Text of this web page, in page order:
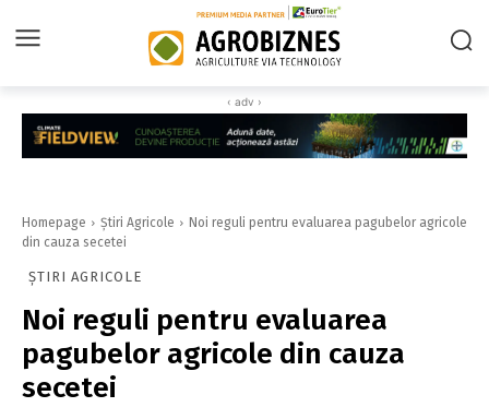
‹ adv ›
Homepage Știri Agricole
Noi reguli pentru evaluarea pagubelor agricole
din cauza secetei
ȘTIRI AGRICOLE
Noi reguli pentru evaluarea
pagubelor agricole din cauza
secetei